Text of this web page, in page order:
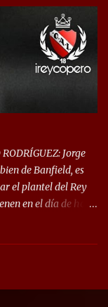
los cuales sólo los
3ros. mejores de
¡Este año hay
Jorge
de Banfield, es
el plantel del Rey
en el día de hoy
se sabe, Banfield
cifra cercana a los
del Banfield y